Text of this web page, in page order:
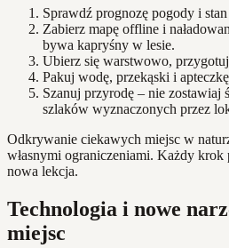
Sprawdź prognozę pogody i
Zabierz mapę offline i
bywa kapryśny w lesie.
Ubierz się warstwowo, przygotuj
Pakuj wodę, przekąski i
Szanuj przyrodę – nie zostawiaj
szlaków wyznaczonych przez
Odkrywanie ciekawych miejsc w
własnymi ograniczeniami. Każdy krok
nowa lekcja.
Technologia i nowe
miejsc